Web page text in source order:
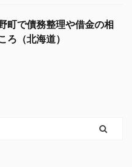
町で債務整理や借金の相
ろ（北海道）